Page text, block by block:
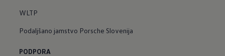
WLTP
Podaljšano jamstvo Porsche Slovenija
PODPORA